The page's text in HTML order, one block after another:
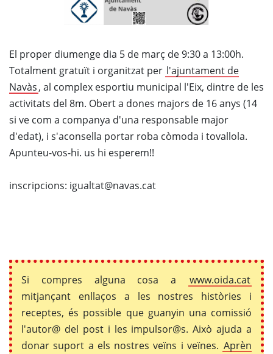
El proper diumenge dia 5 de març de 9:30 a 13:00h.
Totalment gratuït i organitzat per l'ajuntament de
Navàs, al complex esportiu municipal l'Eix, dintre de les
activitats del 8m. Obert a dones majors de 16 anys (14
si ve com a companya d'una responsable major
d'edat), i s'aconsella portar roba còmoda i tovallola.
Apunteu-vos-hi. us hi esperem!!
inscripcions: igualtat@navas.cat
Si compres alguna cosa a www.oida.cat
mitjançant enllaços a les nostres històries i
receptes, és possible que guanyin una comissió
l'autor@ del post i les impulsor@s. Això ajuda a
donar suport a els nostres veïns i veïnes. Aprèn